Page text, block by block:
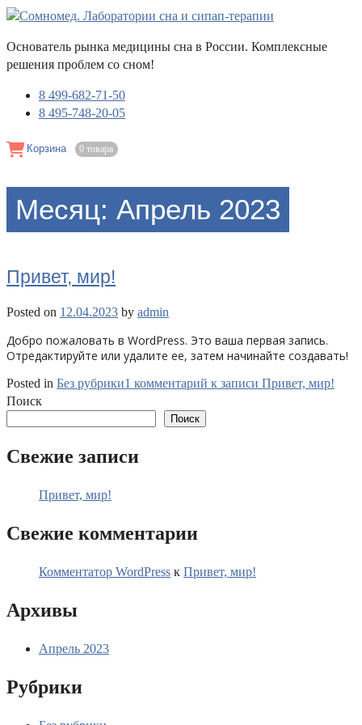
Основатель рынка медицины сна в России. Комплексные
решения проблем со сном!
8 499-682-71-50
8 495-748-20-05
Корзина 0 товара
Месяц: Апрель 2023
Привет, мир!
Posted on 12.04.2023 by admin
Добро пожаловать в WordPress. Это ваша первая запись.
Отредактируйте или удалите ее, затем начинайте создавать!
Posted in Без рубрики1 комментарий к записи Привет, мир!
Поиск
Поиск
Свежие записи
Привет, мир!
Свежие комментарии
Комментатор WordPress к Привет, мир!
Архивы
Апрель 2023
Рубрики